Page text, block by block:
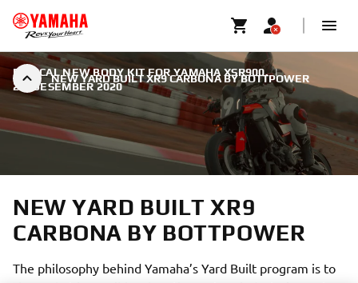
NEW YARD BUILT XR9 CARBONA BY BOTTPOWER
RADICAL NEW BODY KIT FOR YAMAHA XSR900. |
20. DESEMBER 2020
NEW YARD BUILT XR9
CARBONA BY BOTTPOWER
The philosophy behind Yamaha’s Yard Built program is to